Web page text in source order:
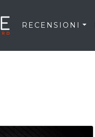
RECENSIONI